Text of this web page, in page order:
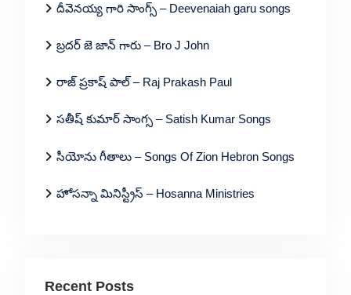
దీవెనయ్య గారి సాంగ్స్ – Deevenaiah garu songs
బ్రదర్ జె జాన్ గారు – Bro J John
రాజ్ ప్రకాష్ పాల్ – Raj Prakash Paul
సతీష్ కుమార్ సాంగ్స – Satish Kumar Songs
సీయోను గీతాలు – Songs Of Zion Hebron Songs
హోసన్నా మినిస్ట్రీస్ – Hosanna Ministries
Recent Posts